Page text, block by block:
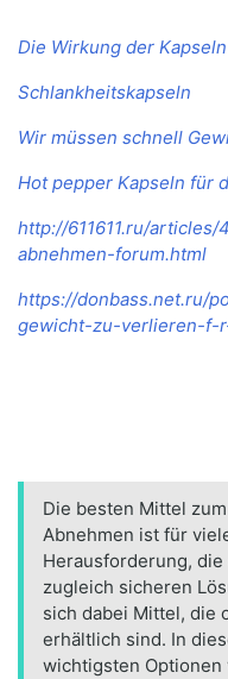
Die Wirkung der
Schlankheitskapseln
Wir müssen schnell
Hot pepper Kapseln für
http://611611.ru/
abnehmen-forum.html
https://donbass.net.ru/
gewicht-zu-verlieren-f-
Die besten Mittel
Abnehmen ist für
Herausforderung,
zugleich sicheren
sich dabei Mittel, die
erhältlich sind. In
wichtigsten